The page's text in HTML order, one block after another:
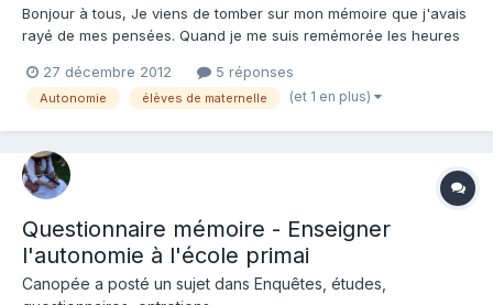
Bonjour à tous, Je viens de tomber sur mon mémoire que j'avais
rayé de mes pensées. Quand je me suis remémorée les heures
de noël de le mettre ici. Bien entendu, je n'aimerai pas qu'il soit
plagié mais plutôt qu'il soit une aide pour...
27 décembre 2012 5 réponses
Autonomie élèves de maternelle (et 1 en plus)
Questionnaire mémoire - Enseigner
l'autonomie à l'école primai
Canopée a posté un sujet dans Enquêtes, études,